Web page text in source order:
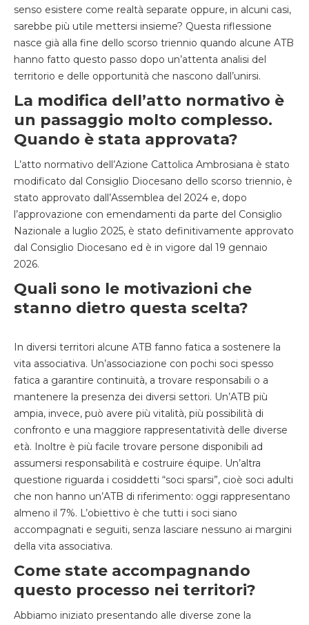
senso esistere come realtà separate oppure, in alcuni casi,
sarebbe più utile mettersi insieme? Questa riflessione
nasce già alla fine dello scorso triennio quando alcune ATB
hanno fatto questo passo dopo un’attenta analisi del
territorio e delle opportunità che nascono dall’unirsi.
La modifica dell’atto normativo è
un passaggio molto complesso.
Quando è stata approvata?
L’atto normativo dell’Azione Cattolica Ambrosiana è stato
modificato dal Consiglio Diocesano dello scorso triennio, è
stato approvato dall’Assemblea del 2024 e, dopo
l’approvazione con emendamenti da parte del Consiglio
Nazionale a luglio 2025, è stato definitivamente approvato
dal Consiglio Diocesano ed è in vigore dal 19 gennaio
2026.
Quali sono le motivazioni che
stanno dietro questa scelta?
In diversi territori alcune ATB fanno fatica a sostenere la
vita associativa. Un’associazione con pochi soci spesso
fatica a garantire continuità, a trovare responsabili o a
mantenere la presenza dei diversi settori. Un’ATB più
ampia, invece, può avere più vitalità, più possibilità di
confronto e una maggiore rappresentatività delle diverse
età. Inoltre è più facile trovare persone disponibili ad
assumersi responsabilità e costruire équipe. Un’altra
questione riguarda i cosiddetti “soci sparsi”, cioè soci adulti
che non hanno un’ATB di riferimento: oggi rappresentano
almeno il 7%. L’obiettivo è che tutti i soci siano
accompagnati e seguiti, senza lasciare nessuno ai margini
della vita associativa.
Come state accompagnando
questo processo nei territori?
Abbiamo iniziato presentando alle diverse zone la